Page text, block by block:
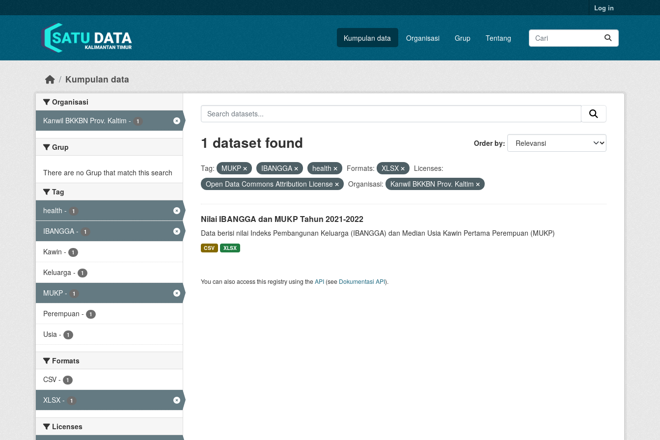
Log in
Kumpulan data Organisasi Grup Tentang
Kumpulan data
Organisasi
Kanwil BKKBN Prov. Kaltim - 1
Grup
There are no Grup that match this search
Tag
health - 1
IBANGGA - 1
Kawin - 1
Keluarga - 1
MUKP - 1
Perempuan - 1
Usia - 1
Formats
CSV - 1
XLSX - 1
Licenses
Order by
1 dataset found
Tag: MUKP IBANGGA health Formats: XLSX
Licenses:
Open Data Commons Attribution License
Organisasi: Kanwil BKKBN Prov. Kaltim
Nilai IBANGGA dan MUKP Tahun 2021-2022
Data berisi nilai Indeks Pembangunan Keluarga (IBANGGA) dan Median Usia Kawin Pertama Perempuan (MUKP)
CSV XLSX
You can also access this registry using theAPI(see Dokumentasi API).